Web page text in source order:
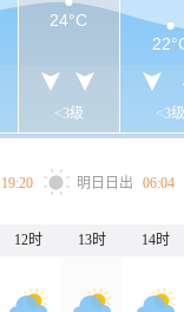
<3级 <3级
24°C
19:20 明日日出 06:04
12时 13时 14时